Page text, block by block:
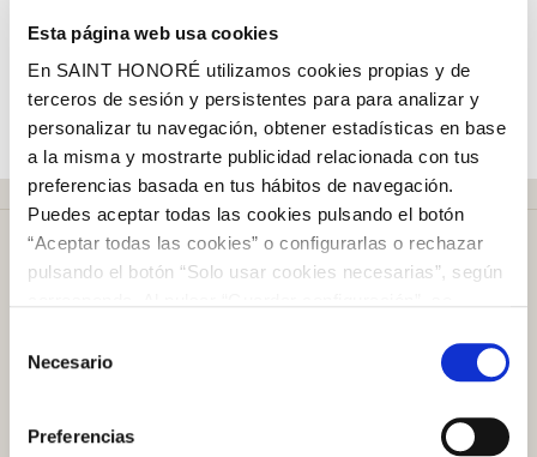
Esta página web usa cookies
En SAINT HONORÉ utilizamos cookies propias y de
terceros de sesión y persistentes para para analizar y
personalizar tu navegación, obtener estadísticas en base
a la misma y mostrarte publicidad relacionada con tus
preferencias basada en tus hábitos de navegación.
Puedes aceptar todas las cookies pulsando el botón
“Aceptar todas las cookies” o configurarlas o rechazar
pulsando el botón “Solo usar cookies necesarias”, según
no has seleccionado ninguna opción, pulsar este botón
equivaldrá a rechazar todas las cookies. Si deseas
obtener más información consulta nuestra Política de
Cookiesaquí
Necesario
Preferencias
más.
Crear una cuenta